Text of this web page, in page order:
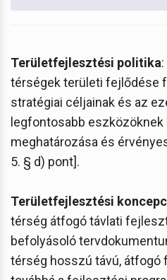
Területfejlesztési politika
térségek területi fejlődése
stratégiai céljainak és az
legfontosabb
meghatározása és
5. § d) pont].
Területfejlesztési
térség átfogó távlati
befolyásoló
térség hosszú távú,